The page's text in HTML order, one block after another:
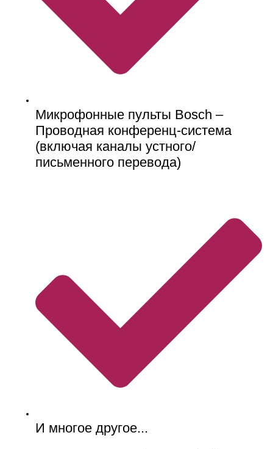
Микрофонные пульты Bosch –
Проводная конференц-система
(включая каналы устного/
письменного перевода)
И многое другое...